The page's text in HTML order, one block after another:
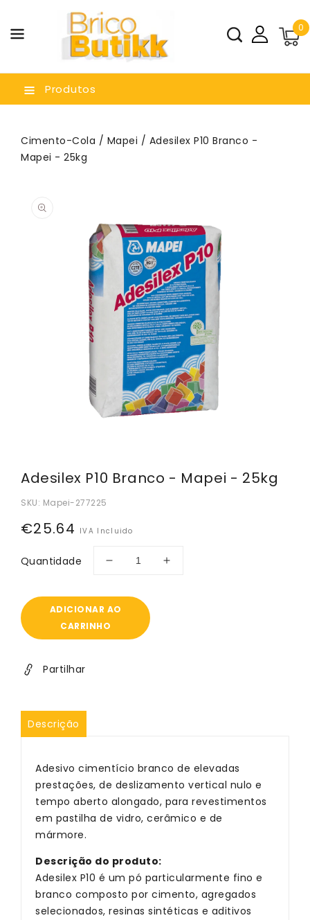
0
Produtos
Cimento-Cola / Mapei / Adesilex P10 Branco -
Mapei - 25kg
Adesilex P10 Branco - Mapei - 25kg
SKU: Mapei-277225
Preço
€25.64 IVA Incluido
Quantidade
Diminuir
quantidade
de
Adesilex
P10
Aumentar
ADICIONAR AO
CARRINHO
Partilhar
Descrição
Adesivo cimentício branco de elevadas
prestações, de deslizamento vertical nulo e
tempo aberto alongado, para revestimentos
em pastilha de vidro, cerâmico e de
mármore.
Descrição do produto:
Adesilex P10 é um pó particularmente fino e
branco composto por cimento, agregados
selecionados, resinas sintéticas e aditivos